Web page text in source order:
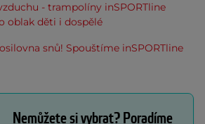
- trampolíny inSPORTline
oblak děti i dospělé
snů! Spouštíme inSPORTline
Nemůžete si vybrat? Poradíme